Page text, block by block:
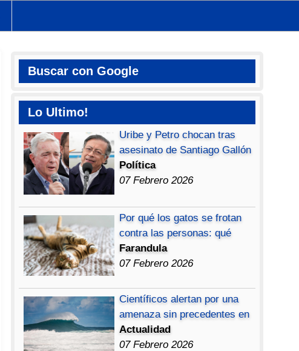
Buscar con Google
Lo Ultimo!
Uribe y Petro chocan tras
asesinato de Santiago Gallón
Política
07 Febrero 2026
Por qué los gatos se frotan
contra las personas: qué
Farandula
07 Febrero 2026
Científicos alertan por una
amenaza sin precedentes en
Actualidad
07 Febrero 2026